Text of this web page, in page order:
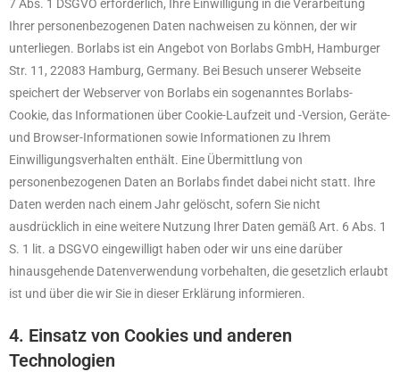
7 Abs. 1 DSGVO erforderlich, Ihre Einwilligung in die Verarbeitung
Ihrer personenbezogenen Daten nachweisen zu können, der wir
unterliegen. Borlabs ist ein Angebot von Borlabs GmbH, Hamburger
Str. 11, 22083 Hamburg, Germany. Bei Besuch unserer Webseite
speichert der Webserver von Borlabs ein sogenanntes Borlabs-
Cookie, das Informationen über Cookie-Laufzeit und -Version, Geräte-
und Browser-Informationen sowie Informationen zu Ihrem
Einwilligungsverhalten enthält. Eine Übermittlung von
personenbezogenen Daten an Borlabs findet dabei nicht statt. Ihre
Daten werden nach einem Jahr gelöscht, sofern Sie nicht
ausdrücklich in eine weitere Nutzung Ihrer Daten gemäß Art. 6 Abs. 1
S. 1 lit. a DSGVO eingewilligt haben oder wir uns eine darüber
hinausgehende Datenverwendung vorbehalten, die gesetzlich erlaubt
ist und über die wir Sie in dieser Erklärung informieren.
4. Einsatz von Cookies und anderen
Technologien